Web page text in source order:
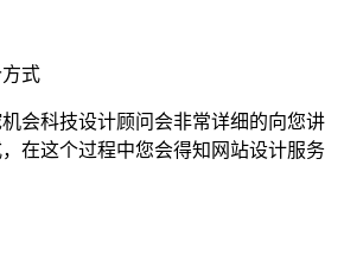
式
会科技设计顾问会非常详细的向您讲
在这个过程中您会得知网站设计服务